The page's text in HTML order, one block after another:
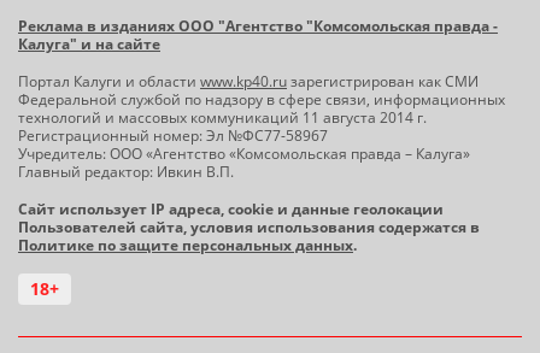
Реклама в изданиях ООО "Агентство "Комсомольская правда -
Калуга" и на сайте
Портал Калуги и области www.kp40.ruзарегистрирован как СМИ
Федеральной службой по надзору в сфере связи, информационных
технологий и массовых коммуникаций 11 августа 2014 г.
Регистрационный номер: Эл №ФС77-58967
Учредитель: ООО «Агентство «Комсомольская правда – Калуга»
Главный редактор: Ивкин В.П.
Сайт использует IP адреса, cookie и данные геолокации
Пользователей сайта, условия использования содержатся в
Политике по защите персональных данных.
18+